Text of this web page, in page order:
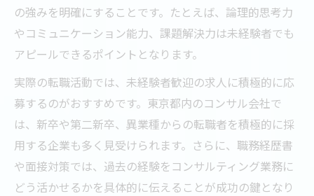
の強みを明確にすることです。たとえば、論理的思考力
やコミュニケーション能力、課題解決力は未経験者でも
アピールできるポイントとなります。
実際の転職活動では、未経験者歓迎の求人に積極的に応
募するのがおすすめです。東京都内のコンサル会社で
は、新卒や第二新卒、異業種からの転職者を積極的に採
用する企業も多く見受けられます。さらに、職務経歴書
や面接対策では、過去の経験をコンサルティング業務に
どう活かせるかを具体的に伝えることが成功の鍵となり